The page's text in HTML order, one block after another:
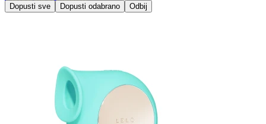
Dopusti sve Dopusti odabrano Odbij
Vibrator LELO Sila, plavi